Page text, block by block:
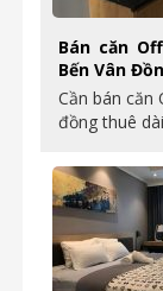
Bán căn
Bến Vân
Cần bán căn
đồng thuê